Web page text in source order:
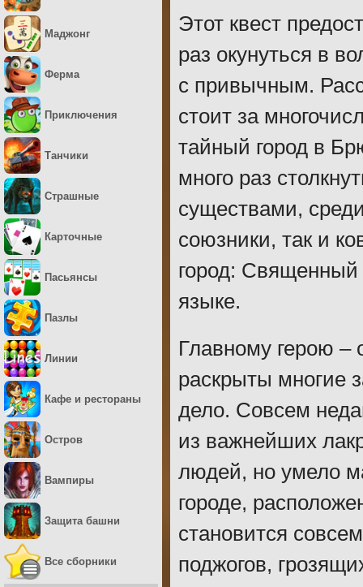
Этот квест
раз окунуться в
с привычным.
стоит за
тайный город в
много раз
существами,
союзники, так и
город: Священный
языке.
Главному герою –
раскрыты многие
дело. Совсем
из важнейших
людей, но умело
городе,
становится
поджогов,
Маджонг
Ферма
Приключения
Танчики
Страшные
Карточные
Пасьянсы
Пазлы
Линии
Кафе и рестораны
Остров
Вампиры
Защита башни
Все сборники